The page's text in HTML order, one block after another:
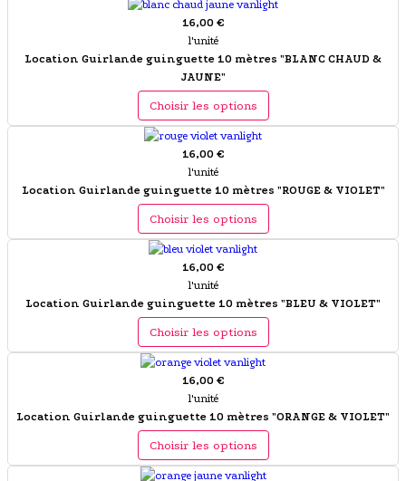
16,00 €
l'unité
Location Guirlande guinguette 10 mètres "BLANC CHAUD &
JAUNE"
Choisir les options
16,00 €
l'unité
Location Guirlande guinguette 10 mètres "ROUGE & VIOLET"
Choisir les options
16,00 €
l'unité
Location Guirlande guinguette 10 mètres "BLEU & VIOLET"
Choisir les options
16,00 €
l'unité
Location Guirlande guinguette 10 mètres "ORANGE & VIOLET"
Choisir les options